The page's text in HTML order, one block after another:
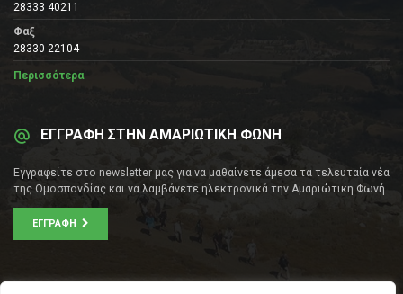
28333 40211
Φαξ
28330 22104
Περισσότερα
ΕΓΓΡΑΦΗ ΣΤΗΝ ΑΜΑΡΙΩΤΙΚΗ ΦΩΝΗ
Εγγραφείτε στο newsletter μας για να μαθαίνετε άμεσα τα τελευταία νέα
της Ομοσπονδίας και να λαμβάνετε ηλεκτρονικά την Αμαριώτικη Φωνή.
ΕΓΓΡΑΦΉ